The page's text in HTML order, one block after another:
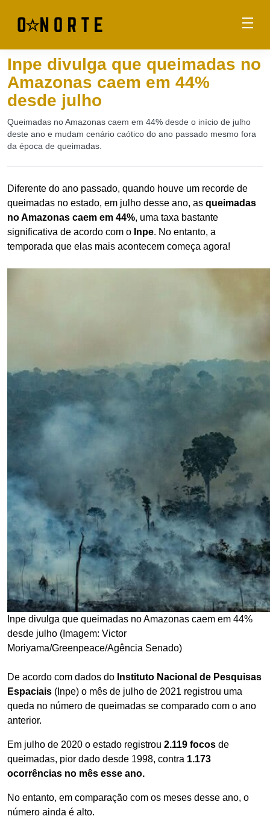
Inpe divulga que queimadas no
Amazonas caem em 44%
desde julho
Queimadas no Amazonas caem em 44% desde o início de julho
deste ano e mudam cenário caótico do ano passado mesmo fora
da época de queimadas.
Diferente do ano passado, quando houve um recorde de
queimadas no estado, em julho desse ano, as queimadas
no Amazonas caem em 44%, uma taxa bastante
significativa de acordo com o Inpe. No entanto, a
temporada que elas mais acontecem começa agora!
Inpe divulga que queimadas no Amazonas caem em 44%
desde julho (Imagem: Victor
Moriyama/Greenpeace/Agência Senado)
De acordo com dados do Instituto Nacional de Pesquisas
Espaciais (Inpe) o mês de julho de 2021 registrou uma
queda no número de queimadas se comparado com o ano
anterior.
Em julho de 2020 o estado registrou 2.119 focos de
queimadas, pior dado desde 1998, contra 1.173
ocorrências no mês esse ano.
No entanto, em comparação com os meses desse ano, o
número ainda é alto.